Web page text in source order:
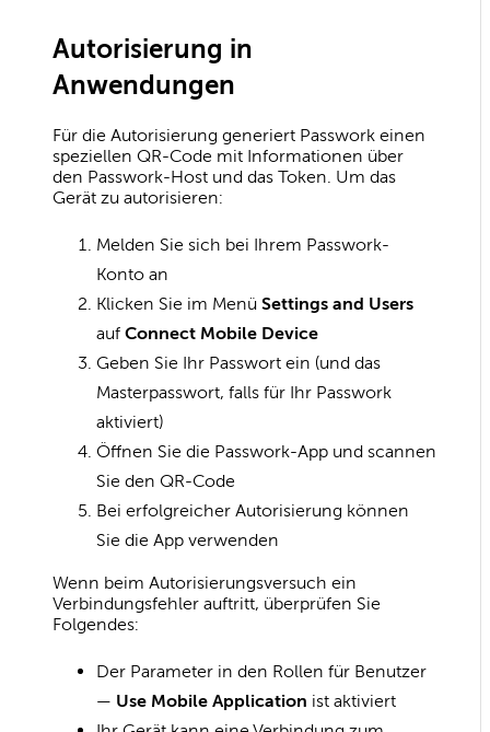
Autorisierung in
Anwendungen
Für die Autorisierung generiert Passwork einen
speziellen QR-Code mit Informationen über
den Passwork-Host und das Token. Um das
Gerät zu autorisieren:
Melden Sie sich bei Ihrem Passwork-
Konto an
Klicken Sie im Menü Settings and Users
auf Connect Mobile Device
Geben Sie Ihr Passwort ein (und das
Masterpasswort, falls für Ihr Passwork
aktiviert)
Öffnen Sie die Passwork-App und scannen
Sie den QR-Code
Bei erfolgreicher Autorisierung können
Sie die App verwenden
Wenn beim Autorisierungsversuch ein
Verbindungsfehler auftritt, überprüfen Sie
Folgendes:
Der Parameter in den Rollen für Benutzer
— Use Mobile Application ist aktiviert